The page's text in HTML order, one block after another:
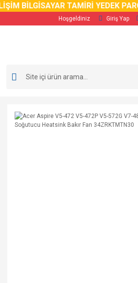
BİLGİSAYAR TAMİRİ YEDEK
Hoşgeldiniz Giriş Yap